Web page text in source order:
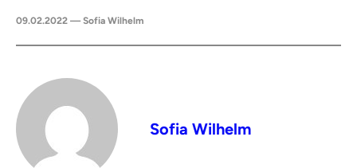
09.02.2022 — Sofia Wilhelm
Sofia Wilhelm